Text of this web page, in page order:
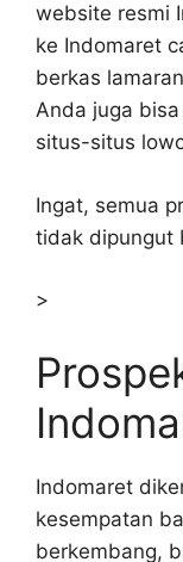
website resmi
ke Indomaret
berkas
Anda juga
situs-situs
Ingat, semua
tidak dipungut
>
Indomaret
kesempatan
berkembang,